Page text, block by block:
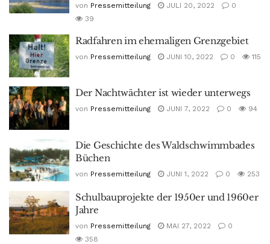
von Pressemitteilung JULI 20, 2022
0
39
Radfahren im ehemaligen Grenzgebiet
von Pressemitteilung JUNI 10, 2022 0 115
Der Nachtwächter ist wieder unterwegs
von Pressemitteilung JUNI 7, 2022 0 94
Die Geschichte des Waldschwimmbades
Büchen
von Pressemitteilung JUNI 1, 2022 0 253
Schulbauprojekte der 1950er und 1960er
Jahre
von Pressemitteilung MAI 27, 2022
0
358